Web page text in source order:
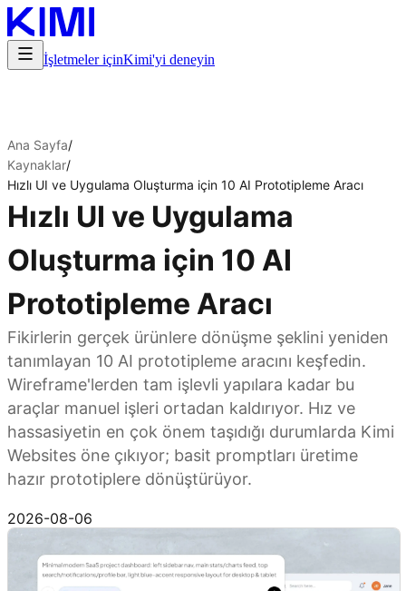
İşletmeler içinKimi'yi deneyin
Ana Sayfa/
Kaynaklar/
Hızlı UI ve Uygulama Oluşturma için 10 AI Prototipleme Aracı
Hızlı UI ve Uygulama
Oluşturma için 10 AI
Prototipleme Aracı
Fikirlerin gerçek ürünlere dönüşme şeklini yeniden
tanımlayan 10 AI prototipleme aracını keşfedin.
Wireframe'lerden tam işlevli yapılara kadar bu
araçlar manuel işleri ortadan kaldırıyor. Hız ve
hassasiyetin en çok önem taşıdığı durumlarda Kimi
Websites öne çıkıyor; basit promptları üretime
hazır prototiplere dönüştürüyor.
2026-08-06